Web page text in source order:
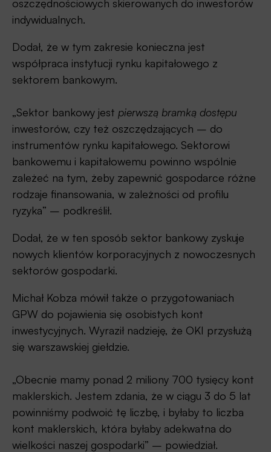
oszczędnościowych skierowanych do inwestorów
indywidualnych.
Dodał, że w tym zakresie konieczna jest
współpraca instytucji rynku kapitałowego z
sektorem bankowym.
„Sektor bankowy jest pierwszą bramką dostępu
inwestorów, czy też oszczędzających – do
instrumentów rynku kapitałowego. Sektorowi
bankowemu i kapitałowemu powinno wspólnie
zależeć na tym, żeby zapewnić gospodarce różne
rodzaje finansowania, w zależności od profilu
ryzyka” – podkreślił.
Dodał, że w ten sposób sektor bankowy zyskuje
nowych klientów korporacyjnych z nowoczesnych
sektorów gospodarki.
Michał Kobza mówił także o przygotowaniach
GPW do pojawienia się osobistych kont
inwestycyjnych. Wyraził nadzieję, że OKI przysłużą
się warszawskiej giełdzie.
„Obecnie mamy ponad 2 miliony 700 tysięcy kont
maklerskich. Jestem zdania, że w ciągu 3 do 5 lat
powinniśmy podwoić tę liczbę, i byłaby to liczba
kont maklerskich, która byłaby adekwatna do
wielkości naszej gospodarki” – powiedział.